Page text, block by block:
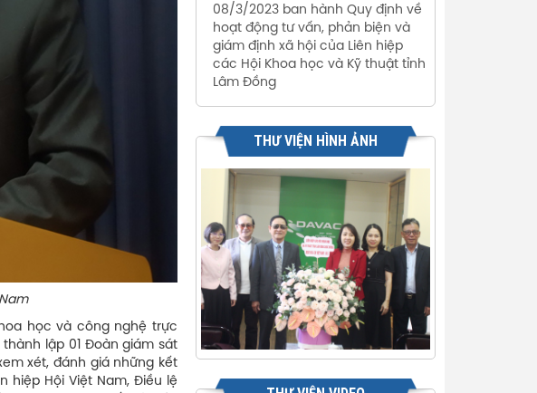
học và công nghệ trực
lập 01 Đoàn giám sát
xét, đánh giá những kết
hiệp Hội Việt Nam, Điều lệ
08/3/2023 ban hành Quy định về
hoạt động tư vấn, phản biện và
giám định xã hội của Liên hiệp
các Hội Khoa học và Kỹ thuật tỉnh
Lâm Đồng
THƯ VIỆN HÌNH ẢNH